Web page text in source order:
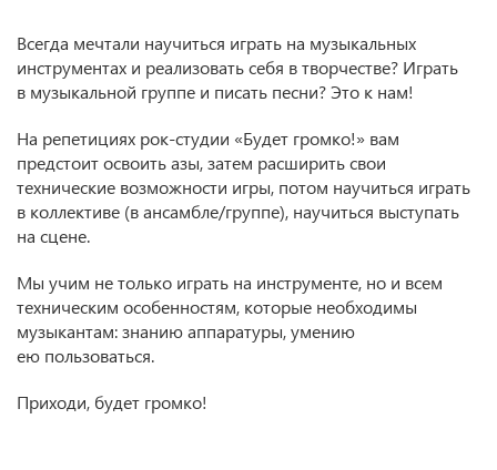
Всегда мечтали научиться играть на музыкальных
инструментах и реализовать себя в творчестве? Играть
в музыкальной группе и писать песни? Это к нам!
На репетициях рок-студии «Будет громко!» вам
предстоит освоить азы, затем расширить свои
технические возможности игры, потом научиться играть
в коллективе (в ансамбле/группе), научиться выступать
на сцене.
Мы учим не только играть на инструменте, но и всем
техническим особенностям, которые необходимы
музыкантам: знанию аппаратуры, умению
ею пользоваться.
Приходи, будет громко!